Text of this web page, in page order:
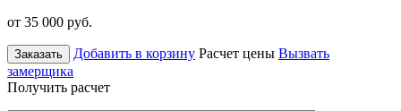
от 35 000 руб.
Заказать Добавить в корзину Расчет цены Вызвать
замерщика
Получить расчет